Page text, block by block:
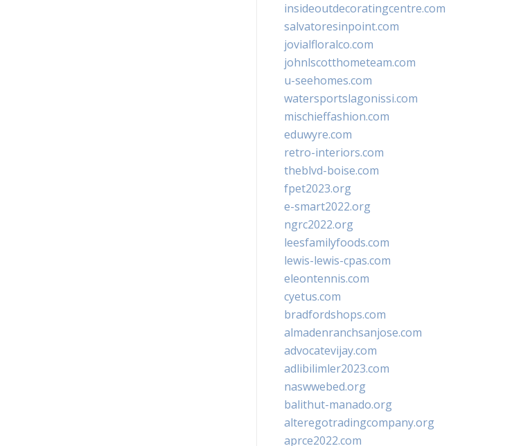
insideoutdecoratingcentre.com
salvatoresinpoint.com
jovialfloralco.com
johnlscotthometeam.com
u-seehomes.com
watersportslagonissi.com
mischieffashion.com
eduwyre.com
retro-interiors.com
theblvd-boise.com
fpet2023.org
e-smart2022.org
ngrc2022.org
leesfamilyfoods.com
lewis-lewis-cpas.com
eleontennis.com
cyetus.com
bradfordshops.com
almadenranchsanjose.com
advocatevijay.com
adlibilimler2023.com
naswwebed.org
balithut-manado.org
alteregotradingcompany.org
aprce2022.com